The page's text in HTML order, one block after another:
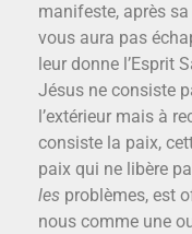
manifeste, après
vous aura pas
leur donne l’Esprit
Jésus ne consiste
l’extérieur mais à
consiste la paix,
paix qui ne libère
les problèmes, est
nous comme une